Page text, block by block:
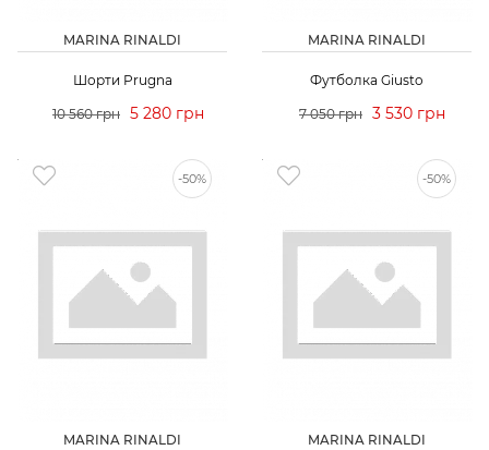
MARINA RINALDI
Шорти Prugna
10 560 грн 5 280 грн
MARINA RINALDI
Футболка Giusto
7 050 грн 3 530 грн
-50%
MARINA RINALDI
-50%
MARINA RINALDI